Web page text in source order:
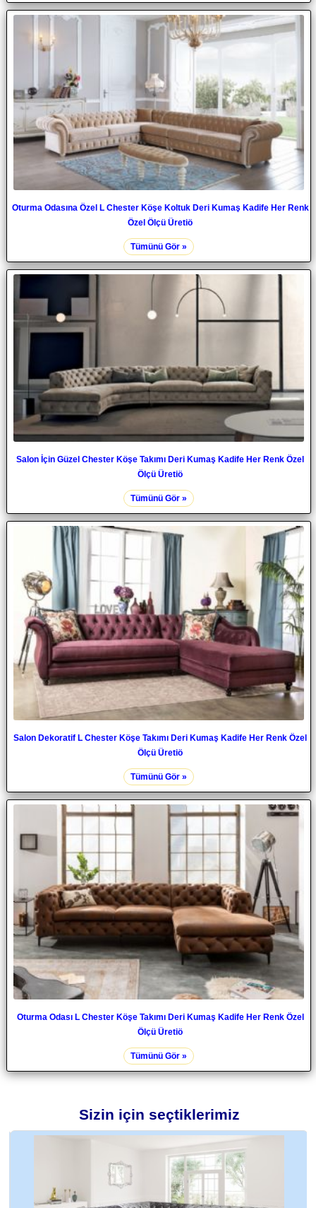
Oturma Odasına Özel L Chester Köşe Koltuk Deri Kumaş Kadife Her Renk
Özel Ölçü Üretiö
Tümünü Gör »
Salon İçin Güzel Chester Köşe Takımı Deri Kumaş Kadife Her Renk Özel
Ölçü Üretiö
Tümünü Gör »
Salon Dekoratif L Chester Köşe Takımı Deri Kumaş Kadife Her Renk Özel
Ölçü Üretiö
Tümünü Gör »
Oturma Odası L Chester Köşe Takımı Deri Kumaş Kadife Her Renk Özel
Ölçü Üretiö
Tümünü Gör »
Sizin için seçtiklerimiz